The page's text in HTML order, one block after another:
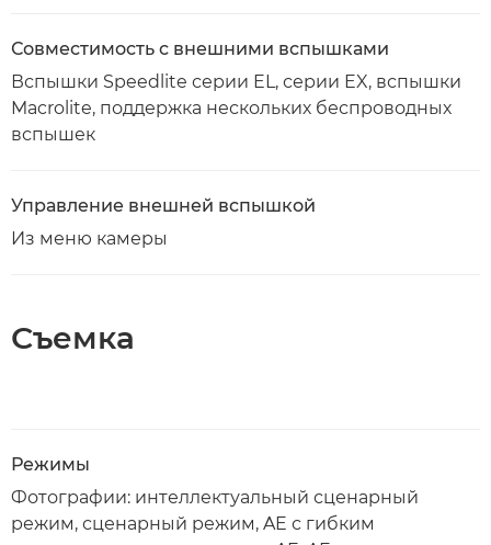
Совместимость с внешними вспышками
Вспышки Speedlite серии EL, серии EX, вспышки
Macrolite, поддержка нескольких беспроводных
вспышек
Управление внешней вспышкой
Из меню камеры
Съемка
Режимы
Фотографии: интеллектуальный сценарный
режим, сценарный режим, AE с гибким